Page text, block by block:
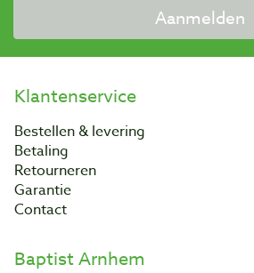
Aanmelden
Klantenservice
Bestellen & levering
Betaling
Retourneren
Garantie
Contact
Baptist Arnhem